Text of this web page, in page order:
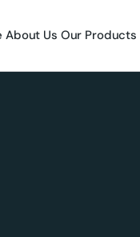
About Us Our Products